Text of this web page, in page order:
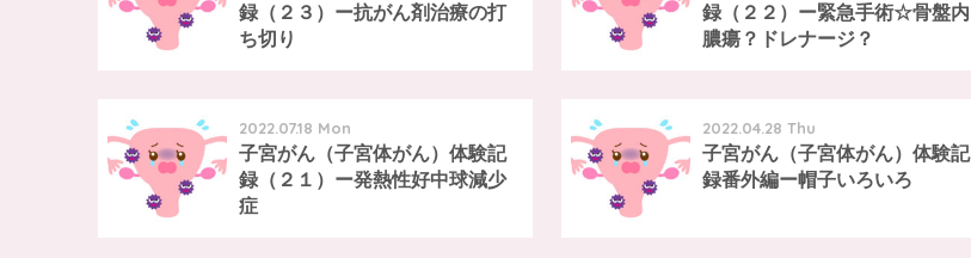
録（２３）ー抗がん剤治療の打
ち切り
録（２２）ー緊急手術☆骨盤内
膿瘍？ドレナージ？
2022.07.18 Mon
子宮がん（子宮体がん）体験記
録（２１）ー発熱性好中球減少
症
2022.04.28 Thu
子宮がん（子宮体がん）体験記
録番外編ー帽子いろいろ